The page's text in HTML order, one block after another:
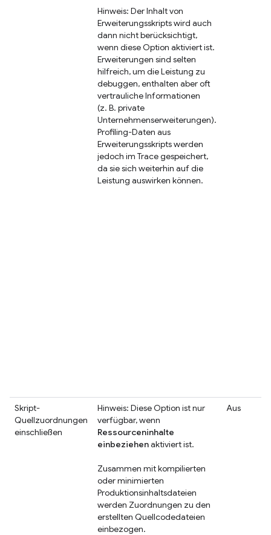
Hinweis: Der Inhalt von
Erweiterungsskripts wird auch
dann nicht berücksichtigt,
wenn diese Option aktiviert ist.
Erweiterungen sind selten
hilfreich, um die Leistung zu
debuggen, enthalten aber oft
vertrauliche Informationen
(z. B. private
Unternehmenserweiterungen).
Profiling-Daten aus
Erweiterungsskripts werden
jedoch im Trace gespeichert,
da sie sich weiterhin auf die
Leistung auswirken können.
Skript-
Quellzuordnungen
einschließen
Hinweis: Diese Option ist nur
verfügbar, wenn
Ressourceninhalte
einbeziehenaktiviert ist.
Zusammen mit kompilierten
oder minimierten
Produktionsinhaltsdateien
werden Zuordnungen zu den
erstellten Quellcodedateien
einbezogen.
Aus